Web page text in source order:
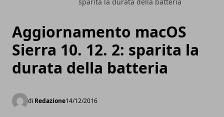
Aggiornamento macOS
Sierra 10. 12. 2: sparita la
durata della batteria
di Redazione14/12/2016